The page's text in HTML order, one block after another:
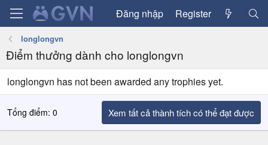
Đăng nhập Register
longlongvn
Điểm thưởng dành cho longlongvn
longlongvn has not been awarded any trophies yet.
Tổng điểm: 0 Xem tất cả thành tích có thể đạt được